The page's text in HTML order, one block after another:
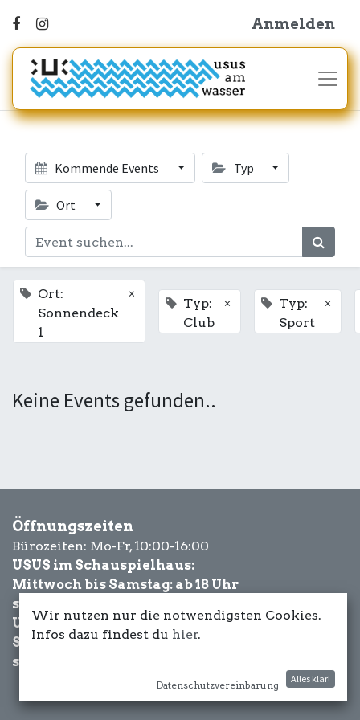
Anmelden
Kommende Events Typ
Ort
Ort:
Sonnendeck
1
×
Typ:
Club
×
Typ:
Sport
×
Keine Events gefunden..
Öffnungszeiten
Bürozeiten: Mo-Fr, 10:00-16:00
USUS im Schauspielhaus:
Mittwoch bis Samstag: ab 18 Uhr
sowie Eventbezogen.
USUS am Wasser:
Schönwetter-
sowie Eventbezogen.
Wir nutzen nur die notwendigsten Cookies.
Infos dazu findest du hier.
Datenschutzvereinbarung
Alles klar!